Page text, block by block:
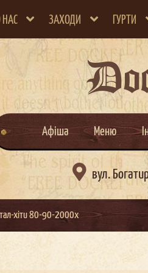
НАС ЗАХОДИ ГУРТИ
Афіша Меню
 вул.
хіти 80-90-2000х